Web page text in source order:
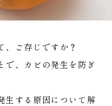
、ご存じですか？
で、カビの発生を防ぎ
生する原因について解